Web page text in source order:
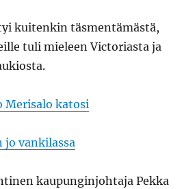
kuitenkin täsmentämästä,
tuli mieleen Victoriasta ja
Merisalo katosi
jo vankilassa
kaupunginjohtaja Pekka